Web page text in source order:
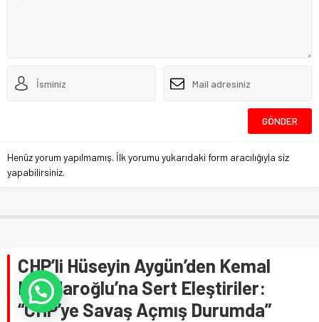
Henüz yorum yapılmamış. İlk yorumu yukarıdaki form aracılığıyla siz
yapabilirsiniz.
CHP’li Hüseyin Aygün’den Kemal
Kılıçdaroğlu’na Sert Eleştiriler:
“CHP’ye Savaş Açmış Durumda”